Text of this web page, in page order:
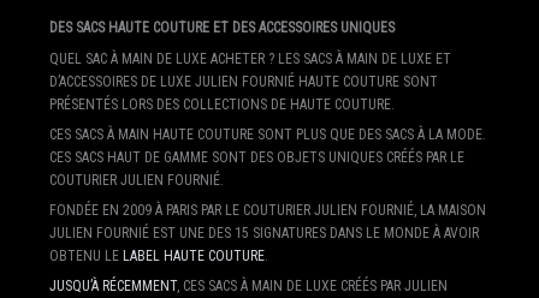
DES SACS HAUTE COUTURE ET DES ACCESSOIRES UNIQUES
QUEL SAC À MAIN DE LUXE ACHETER ? LES SACS À MAIN DE LUXE ET
D’ACCESSOIRES DE LUXE JULIEN FOURNIÉ HAUTE COUTURE SONT
PRÉSENTÉS LORS DES COLLECTIONS DE HAUTE COUTURE.
CES SACS À MAIN HAUTE COUTURE SONT PLUS QUE DES SACS À LA MODE.
CES SACS HAUT DE GAMME SONT DES OBJETS UNIQUES CRÉÉS PAR LE
COUTURIER JULIEN FOURNIÉ.
FONDÉE EN 2009 À PARIS PAR LE COUTURIER JULIEN FOURNIÉ, LA MAISON
JULIEN FOURNIÉ EST UNE DES 15 SIGNATURES DANS LE MONDE À AVOIR
OBTENU LE LABEL HAUTE COUTURE.
JUSQU’À RÉCEMMENT, CES SACS À MAIN DE LUXE CRÉÉS PAR JULIEN